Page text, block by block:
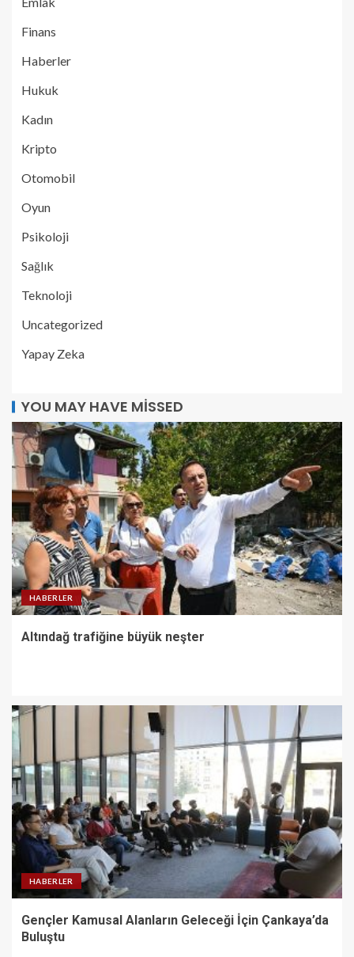
Finans
Haberler
Hukuk
Kadın
Kripto
Otomobil
Oyun
Psikoloji
Sağlık
Teknoloji
Uncategorized
Yapay Zeka
YOU MAY HAVE MISSED
HABERLER
Altındağ trafiğine büyük neşter
HABERLER
Gençler Kamusal Alanların Geleceği İçin Çankaya’da
Buluştu